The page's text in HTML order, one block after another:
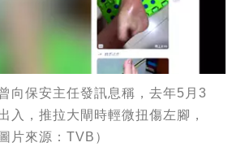
向保安主任發訊息稱，去年5月3
入，推拉大閘時輕微扭傷左腳，
片來源：TVB）